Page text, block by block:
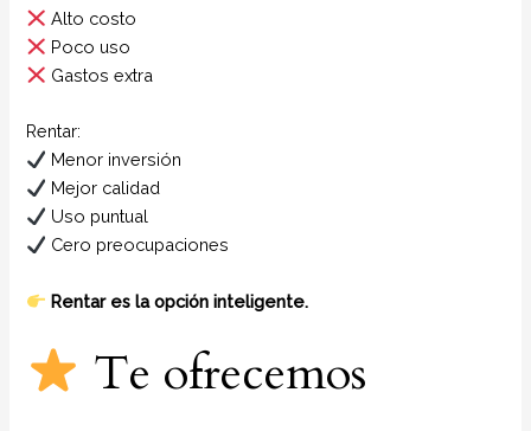
Alto costo
Poco uso
Gastos extra
Rentar:
Menor inversión
Mejor calidad
Uso puntual
Cero preocupaciones
Rentar es la opción inteligente.
Te ofrecemos